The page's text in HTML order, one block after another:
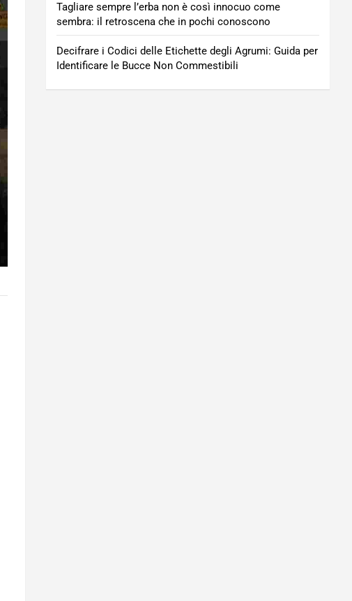
Tagliare sempre l’erba non è così innocuo come
sembra: il retroscena che in pochi conoscono
Decifrare i Codici delle Etichette degli Agrumi: Guida per
Identificare le Bucce Non Commestibili